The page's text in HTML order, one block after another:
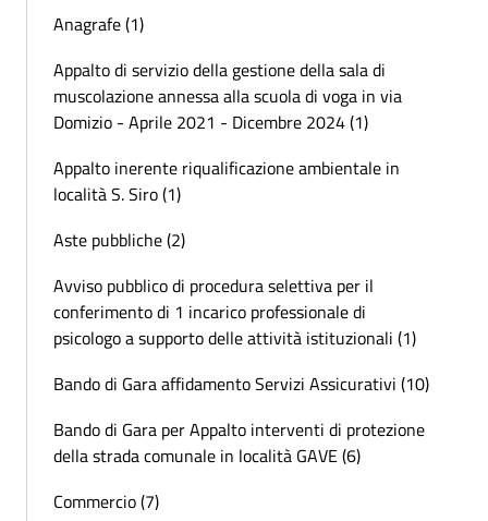
Anagrafe (1)
Appalto di servizio della gestione della sala di
muscolazione annessa alla scuola di voga in via
Domizio - Aprile 2021 - Dicembre 2024 (1)
Appalto inerente riqualificazione ambientale in
località S. Siro (1)
Aste pubbliche (2)
Avviso pubblico di procedura selettiva per il
conferimento di 1 incarico professionale di
psicologo a supporto delle attività istituzionali (1)
Bando di Gara affidamento Servizi Assicurativi (10)
Bando di Gara per Appalto interventi di protezione
della strada comunale in località GAVE (6)
Commercio (7)